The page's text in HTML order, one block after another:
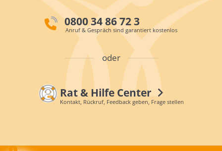
0800 34 86 72 3
Anruf & Gespräch sind garantiert kostenlos
oder
Rat & Hilfe Center
Kontakt, Rückruf, Feedback geben, Frage stellen